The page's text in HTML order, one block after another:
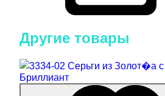
Другие товары